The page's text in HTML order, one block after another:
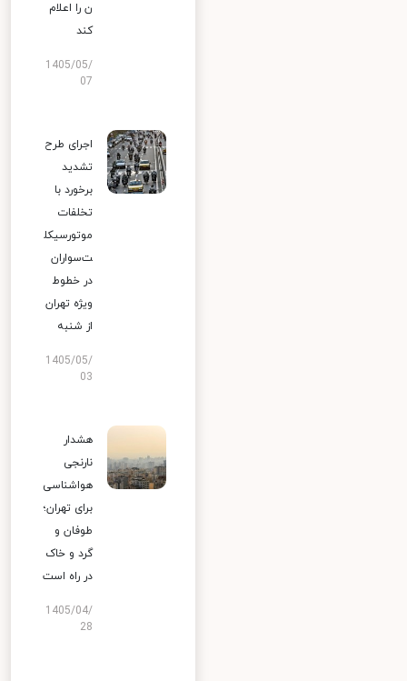
ن را اعلام
کند
1405/05/
07
اجرای طرح
تشدید
برخورد با
تخلفات
موتورسیکل
ت‌سواران
در خطوط
ویژه تهران
از شنبه
1405/05/
03
هشدار
نارنجی
هواشناسی
برای تهران؛
طوفان و
گرد و خاک
در راه است
1405/04/
28